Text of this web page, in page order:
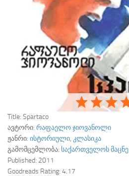
Title: Spartaco
ავტორი: რაფაელო ჯიოვანოლი
ჟანრი: ისტორიული, კლასიკა
გამომცემლობა: საქართველოს მაცნე
Published: 2011
Goodreads Rating: 4.17